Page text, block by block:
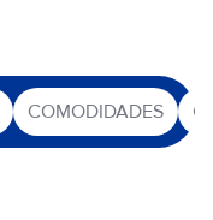
COMODIDADES